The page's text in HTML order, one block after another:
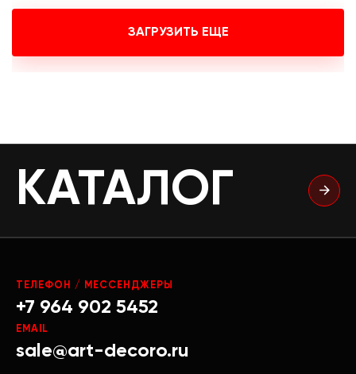
ЗАГРУЗИТЬ ЕЩЕ
КАТАЛОГ
ТЕЛЕФОН / МЕССЕНДЖЕРЫ
+7 964 902 5452
EMAIL
sale@art-decoro.ru